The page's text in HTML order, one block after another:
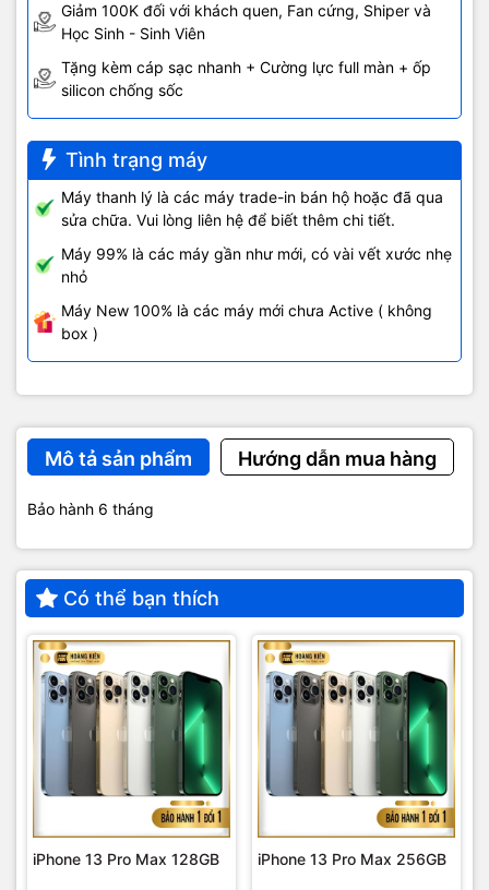
Giảm 100K đối với khách quen, Fan cứng, Shiper và
Học Sinh - Sinh Viên
Tặng kèm cáp sạc nhanh + Cường lực full màn + ốp
silicon chống sốc
Tình trạng máy
Máy thanh lý là các máy trade-in bán hộ hoặc đã qua
sửa chữa. Vui lòng liên hệ để biết thêm chi tiết.
Máy 99% là các máy gần như mới, có vài vết xước nhẹ
nhỏ
Máy New 100% là các máy mới chưa Active ( không
box )
Mô tả sản phẩm Hướng dẫn mua hàng
Bảo hành 6 tháng
Có thể bạn thích
iPhone 13 Pro Max 128GB iPhone 13 Pro Max 256GB